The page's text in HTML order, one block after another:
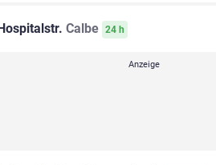
Calbe 24 h